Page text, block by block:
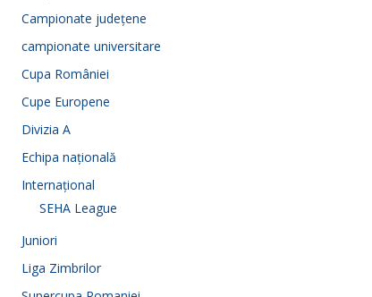
Campionate județene
campionate universitare
Cupa României
Cupe Europene
Divizia A
Echipa națională
Internațional
SEHA League
Juniori
Liga Zimbrilor